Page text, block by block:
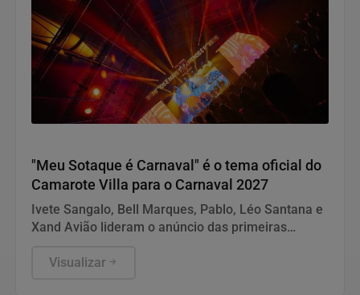
"Meu Sotaque é Carnaval" é o tema oficial do
Camarote Villa para o Carnaval 2027
Ivete Sangalo, Bell Marques, Pablo, Léo Santana e
Xand Avião lideram o anúncio das primeiras
camarote
Visualizar